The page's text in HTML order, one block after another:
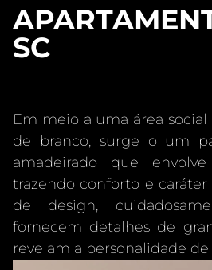
SC
Em meio a uma área
de branco, surge o um
amadeirado que
trazendo conforto e caráter
de design,
fornecem detalhes de
revelam a personalidade de